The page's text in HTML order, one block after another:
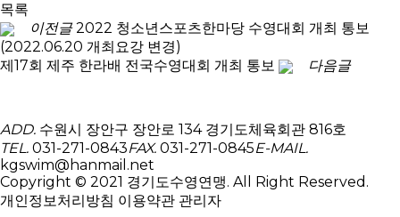
목록
이전글 2022 청소년스포츠한마당 수영대회 개최 통보
(2022.06.20 개최요강 변경)
제17회 제주 한라배 전국수영대회 개최 통보
다음글
ADD. 수원시 장안구 장안로 134 경기도체육회관 816호
TEL. 031-271-0843FAX. 031-271-0845E-MAIL.
kgswim@hanmail.net
Copyright © 2021 경기도수영연맹. All Right Reserved.
개인정보처리방침 이용약관 관리자